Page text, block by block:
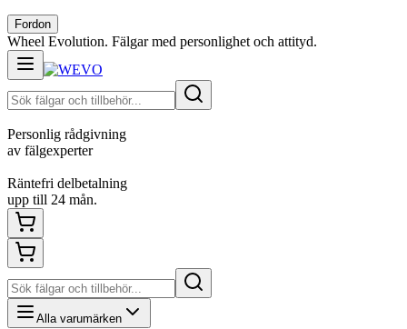
Fordon
Wheel Evolution. Fälgar med personlighet och attityd.
Personlig rådgivning
av fälgexperter
Räntefri delbetalning
upp till 24 mån.
Alla varumärken